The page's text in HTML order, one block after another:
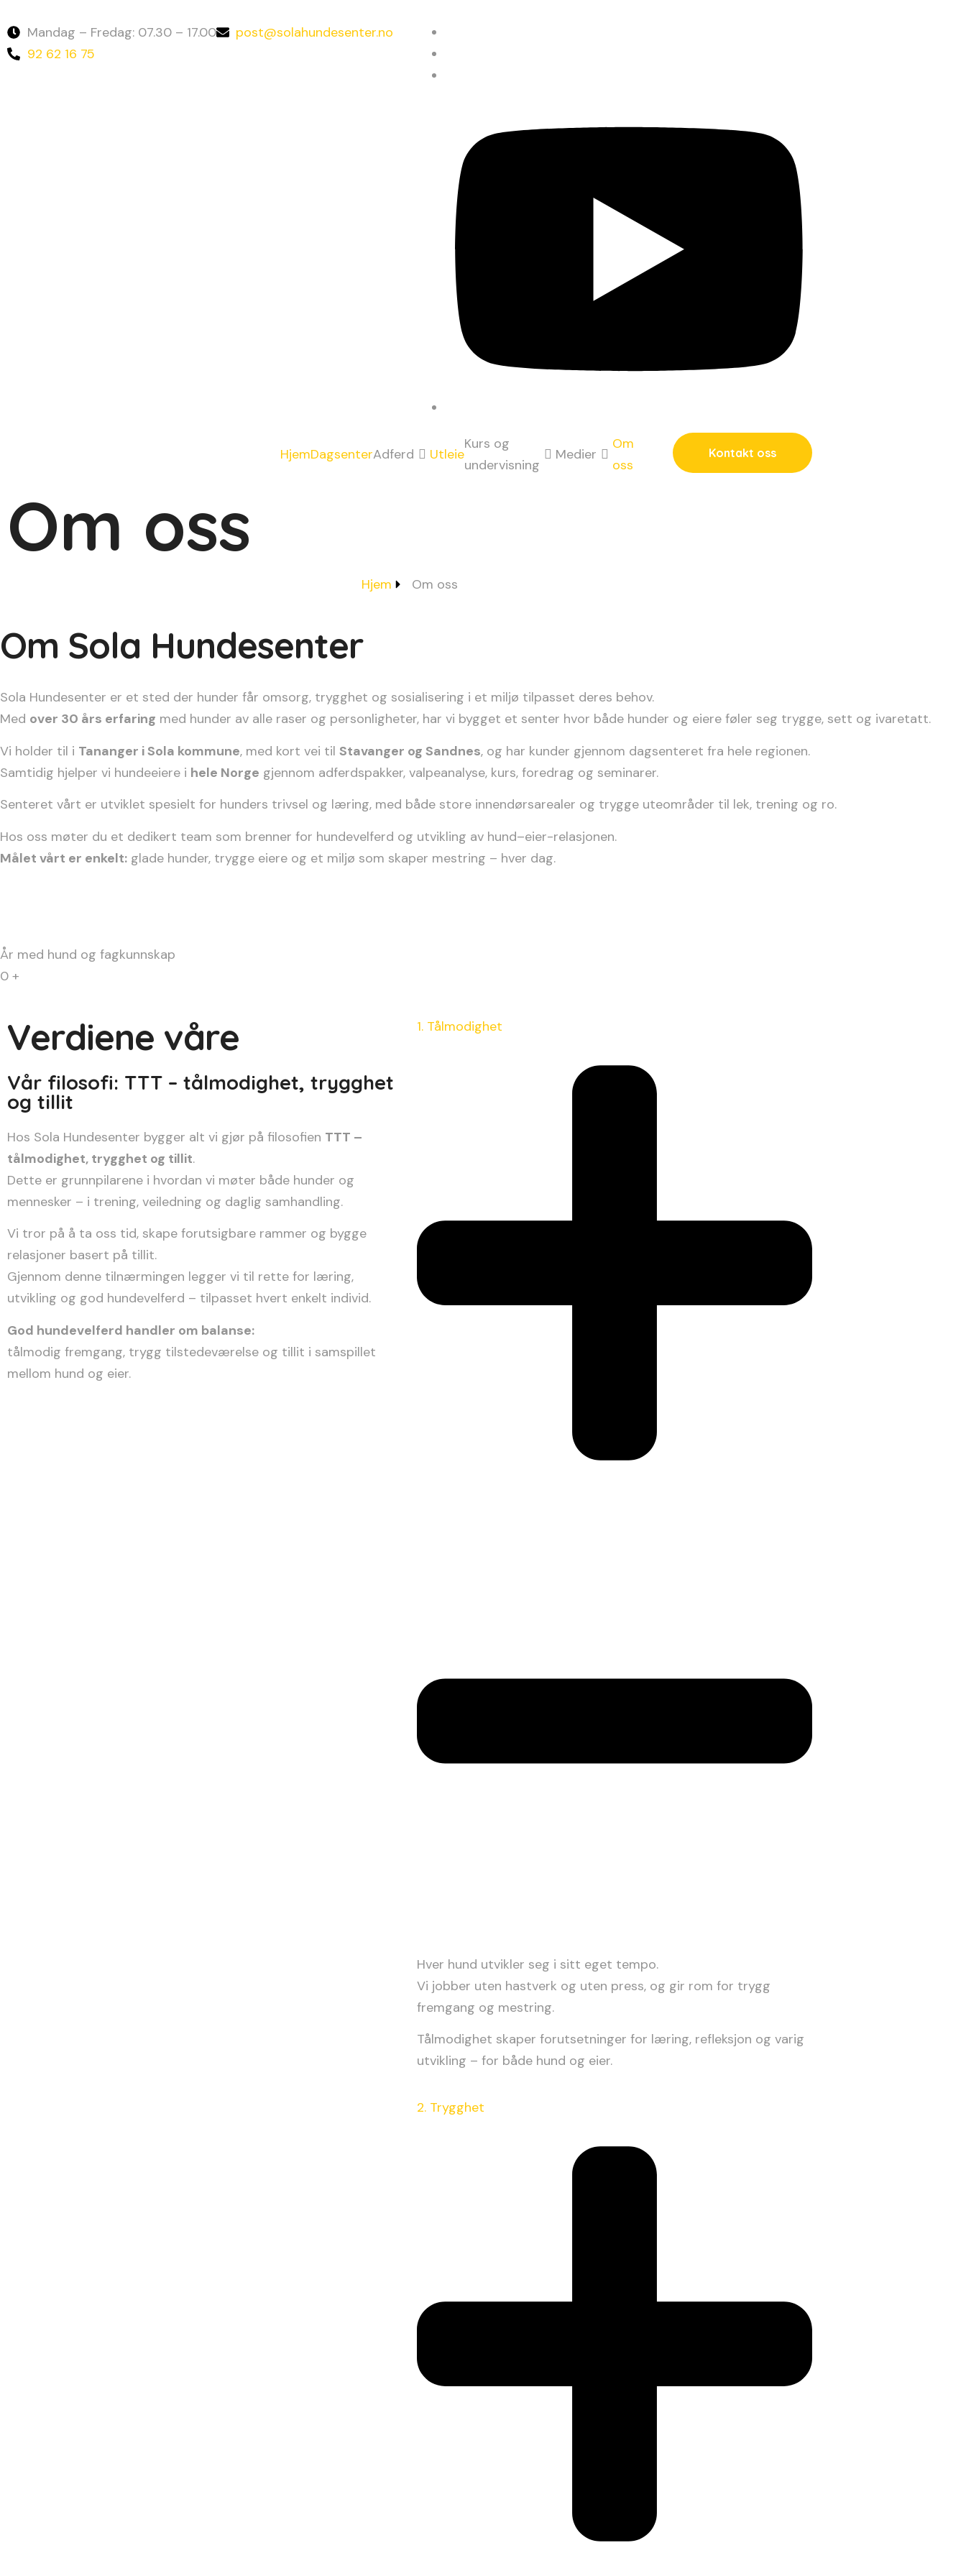
Mandag – Fredag: 07.30 – 17.00
post@solahundesenter.no
92 62 16 75
HjemDagsenterAdferd Utleie
Kurs og
undervisning
Medier
Om
oss
Kontakt oss
Om oss
Hjem Om oss
Om Sola Hundesenter
Sola Hundesenter er et sted der hunder får omsorg, trygghet og sosialisering i et miljø tilpasset deres behov.
Med over 30 års erfaring med hunder av alle raser og personligheter, har vi bygget et senter hvor både hunder og eiere føler seg trygge, sett og ivaretatt.
Vi holder til i Tananger i Sola kommune, med kort vei til Stavanger og Sandnes, og har kunder gjennom dagsenteret fra hele regionen.
Samtidig hjelper vi hundeeiere i hele Norge gjennom adferdspakker, valpeanalyse, kurs, foredrag og seminarer.
Senteret vårt er utviklet spesielt for hunders trivsel og læring, med både store innendørsarealer og trygge uteområder til lek, trening og ro.
Hos oss møter du et dedikert team som brenner for hundevelferd og utvikling av hund–eier-relasjonen.
Målet vårt er enkelt: glade hunder, trygge eiere og et miljø som skaper mestring – hver dag.
År med hund og fagkunnskap
0 +
Verdiene våre
Vår filosofi: TTT – tålmodighet, trygghet
og tillit
Hos Sola Hundesenter bygger alt vi gjør på filosofien TTT –
tålmodighet, trygghet og tillit.
Dette er grunnpilarene i hvordan vi møter både hunder og
mennesker – i trening, veiledning og daglig samhandling.
Vi tror på å ta oss tid, skape forutsigbare rammer og bygge
relasjoner basert på tillit.
Gjennom denne tilnærmingen legger vi til rette for læring,
utvikling og god hundevelferd – tilpasset hvert enkelt individ.
God hundevelferd handler om balanse:
tålmodig fremgang, trygg tilstedeværelse og tillit i samspillet
mellom hund og eier.
1. Tålmodighet
Hver hund utvikler seg i sitt eget tempo.
Vi jobber uten hastverk og uten press, og gir rom for trygg
fremgang og mestring.
Tålmodighet skaper forutsetninger for læring, refleksjon og varig
utvikling – for både hund og eier.
2. Trygghet